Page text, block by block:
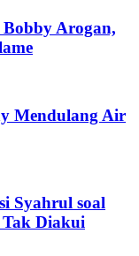
Arogan,
Mendulang Air
Syahrul soal
Diakui